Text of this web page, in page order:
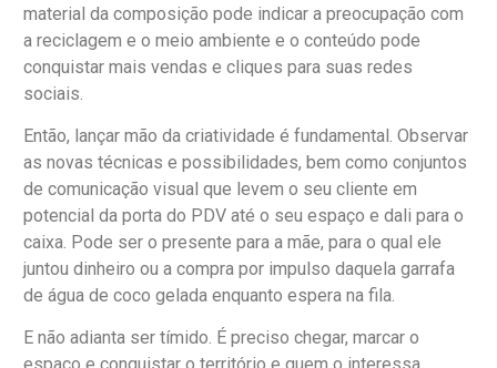
material da composição pode indicar a preocupação com
a reciclagem e o meio ambiente e o conteúdo pode
conquistar mais vendas e cliques para suas redes
sociais.
Então, lançar mão da criatividade é fundamental. Observar
as novas técnicas e possibilidades, bem como conjuntos
de comunicação visual que levem o seu cliente em
potencial da porta do PDV até o seu espaço e dali para o
caixa. Pode ser o presente para a mãe, para o qual ele
juntou dinheiro ou a compra por impulso daquela garrafa
de água de coco gelada enquanto espera na fila.
E não adianta ser tímido. É preciso chegar, marcar o